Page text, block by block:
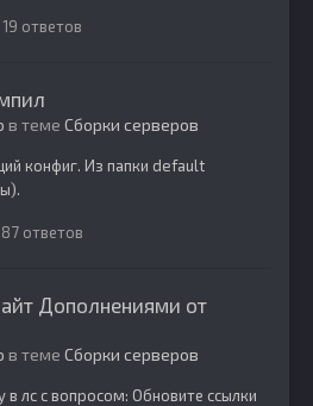
19 ответов
в теме Сборки серверов
конфиг. Из папки default
87 ответов
Дополнениями от
в теме Сборки серверов
в лс с вопросом: Обновите ссылки